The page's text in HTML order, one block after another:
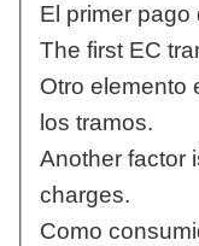
El primer pago
The first EC
Otro elemento
los tramos.
Another factor
charges.
Como